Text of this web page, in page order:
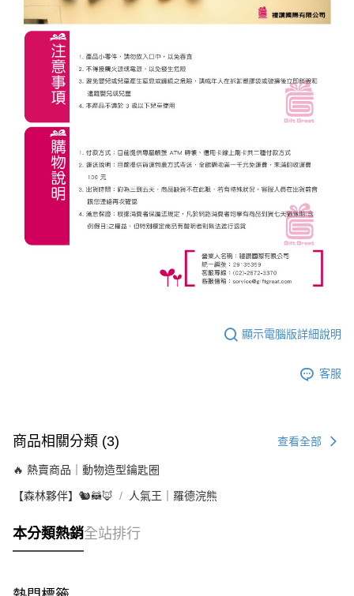
顯示電腦版詳細說明
客服
商品相關分類 (3) 查看全部
🔥 熱賣商品｜動物造型鑰匙圈
【森林夥伴】🐿️🦝🦊 人氣王｜羅德浣熊
本分類熱銷全站排行